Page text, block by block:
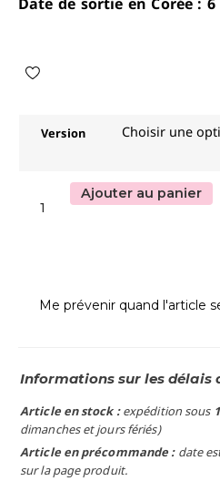
Version
Ajouter au panier
Me prévenir quand l'article
Informations sur les délais
Article en stock :expédition sous
dimanches et jours fériés)
Article en précommande : date
sur la page produit.